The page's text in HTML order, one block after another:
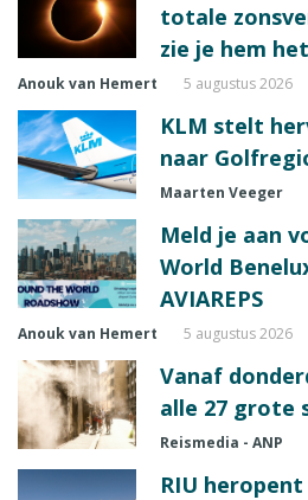
totale
zie je hem
Anouk van Hemert 5 augustus 2026
KLM stelt
naar
Maarten Veeger
Meld je aan
World
AVIAREPS
Anouk van Hemert 5 augustus 2026
Vanaf
alle 27 grote
Reismedia - ANP
RIU